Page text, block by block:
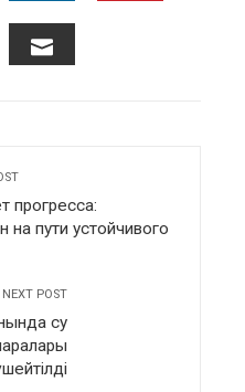
LINKEDIN
прогресса:
на пути устойчивого
NEXT POST
су